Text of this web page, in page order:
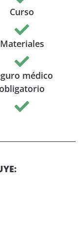
Curso
Materiales
médico
obligatorio